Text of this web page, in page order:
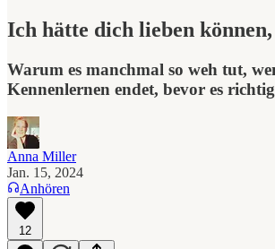
Ich hätte dich lieben
Warum es manchmal so weh tut,
Kennenlernen endet, bevor es
Anna Miller
Jan. 15, 2024
Anhören
12